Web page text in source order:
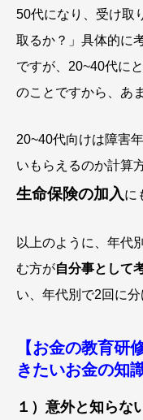
50代になり、受け取
取るか？」具体的に
ですが、20~40代に
のことですから、あ
20~40代向けは障害
いもらえるのか計算
生命保険の加入 に
以上のように、年代
む方が自分事として
い、年代別で2回に分
【お金の教育研
きたいお金の知
１）意外と知らな